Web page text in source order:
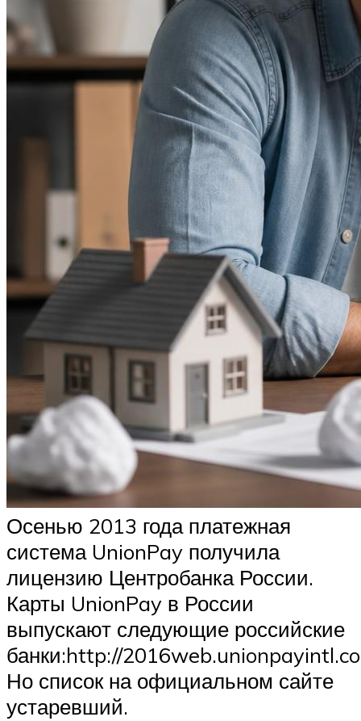
Осенью 2013 года платежная
система UnionPay получила
лицензию Центробанка России.
Карты UnionPay в России
выпускают следующие российские
банки:http://
Но список на официальном сайте
устаревший.